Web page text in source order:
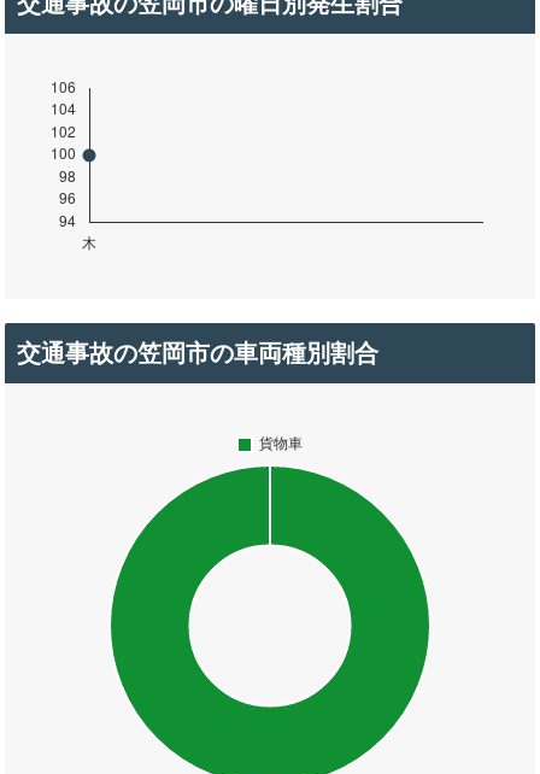
交通事故の笠岡市の車両種別割合